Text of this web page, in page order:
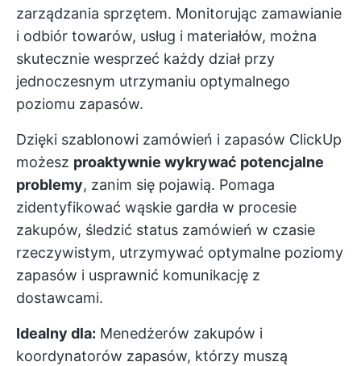
zarządzania sprzętem. Monitorując zamawianie
i odbiór towarów, usług i materiałów, można
skutecznie wesprzeć każdy dział przy
jednoczesnym utrzymaniu optymalnego
poziomu zapasów.
Dzięki szablonowi zamówień i zapasów ClickUp
możesz proaktywnie wykrywać potencjalne
problemy, zanim się pojawią. Pomaga
zidentyfikować wąskie gardła w procesie
zakupów, śledzić status zamówień w czasie
rzeczywistym, utrzymywać optymalne poziomy
zapasów i usprawnić komunikację z
dostawcami.
Idealny dla: Menedżerów zakupów i
koordynatorów zapasów, którzy muszą